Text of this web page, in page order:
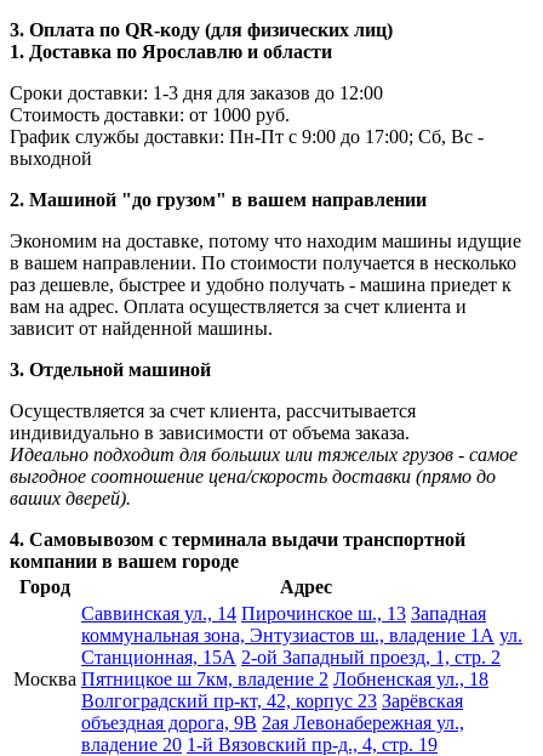
3. Оплата по QR-коду (для физических лиц)
1. Доставка по Ярославлю и области
Сроки доставки: 1-3 дня для заказов до 12:00
Стоимость доставки: от 1000 руб.
График службы доставки: Пн-Пт с 9:00 до 17:00; Сб, Вс -
выходной
2. Машиной "до грузом" в вашем направлении
Экономим на доставке, потому что находим машины идущие
в вашем направлении. По стоимости получается в несколько
раз дешевле, быстрее и удобно получать - машина приедет к
вам на адрес. Оплата осуществляется за счет клиента и
зависит от найденной машины.
3. Отдельной машиной
Осуществляется за счет клиента, рассчитывается
индивидуально в зависимости от объема заказа.
Идеально подходит для больших или тяжелых грузов - самое
выгодное соотношение цена/скорость доставки (прямо до
ваших дверей).
4. Самовывозом с терминала выдачи транспортной
компании в вашем городе
Город
Адрес
Москва
Саввинская ул., 14 Пирочинское ш., 13 Западная
коммунальная зона, Энтузиастов ш., владение 1А ул.
Станционная, 15А 2-ой Западный проезд, 1, стр. 2
Пятницкое ш 7км, владение 2 Лобненская ул., 18
Волгоградский пр-кт, 42, корпус 23 Зарёвская
объездная дорога, 9В 2ая Левонабережная ул.,
владение 20 1-й Вязовский пр-д., 4, стр. 19